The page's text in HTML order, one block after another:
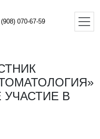
070-67-59
В